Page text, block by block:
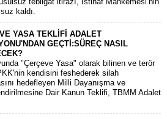
kaldı.
YASA TEKLİFİ ADALET
GEÇTİ:SÜREÇ NASIL
"Çerçeve Yasa" olarak bilinen ve terör
kendisini feshederek silah
hedefleyen Milli Dayanışma ve
Dair Kanun Teklifi, TBMM Adalet